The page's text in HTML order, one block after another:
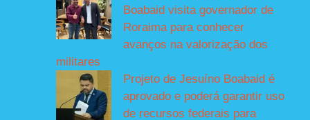
Boabaid visita governador de
Roraima para conhecer
avanços na valorização dos
militares
Projeto de Jesuíno Boabaid é
aprovado e poderá garantir uso
de recursos federais para